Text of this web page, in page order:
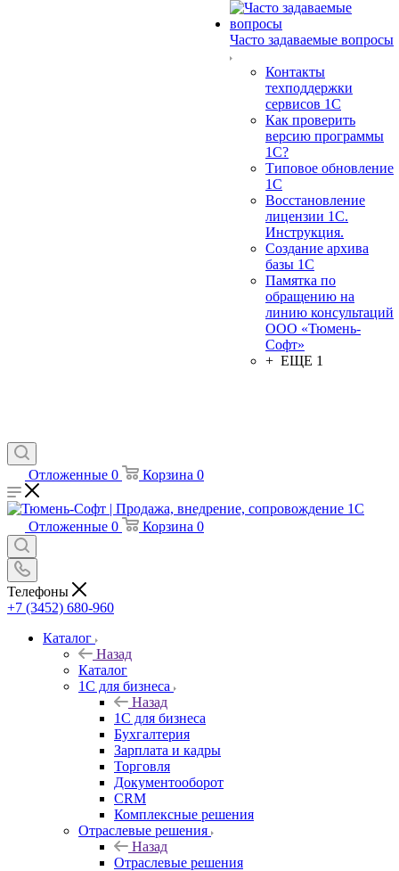
Часто задаваемые вопросы
Контакты
техподдержки
сервисов 1С
Как проверить
версию программы
1С?
Типовое обновление
1С
Восстановление
лицензии 1С.
Инструкция.
Создание архива
базы 1С
Памятка по
обращению на
линию консультаций
ООО «Тюмень-
Софт»
+ ЕЩЕ 1
Отложенные 0 Корзина 0
Отложенные 0 Корзина 0
Телефоны
+7 (3452) 680-960
Каталог
Назад
Каталог
1С для бизнеса
Назад
1С для бизнеса
Бухгалтерия
Зарплата и кадры
Торговля
Документооборот
CRM
Комплексные решения
Отраслевые решения
Назад
Отраслевые решения